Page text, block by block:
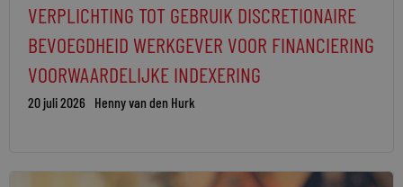
VERPLICHTING TOT GEBRUIK DISCRETIONAIRE
BEVOEGDHEID WERKGEVER VOOR FINANCIERING
VOORWAARDELIJKE INDEXERING
20 juli 2026 Henny van den Hurk